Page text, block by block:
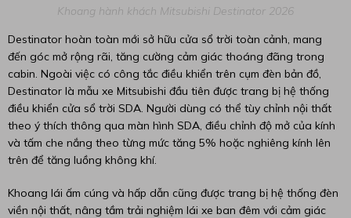
Khoang hành khách Mitsubishi Destinator 2026
Destinator hoàn toàn mới sở hữu cửa sổ trời toàn cảnh, mang
đến góc mở rộng rãi, tăng cường cảm giác thoáng đãng trong
cabin. Ngoài việc có công tắc điều khiển trên cụm đèn bản đồ,
Destinator là mẫu xe Mitsubishi đầu tiên được trang bị hệ thống
điều khiển cửa sổ trời SDA. Người dùng có thể tùy chỉnh nội thất
theo ý thích thông qua màn hình SDA, điều chỉnh độ mở của kính
và tấm che nắng theo từng mức tăng 5% hoặc nghiêng kính lên
trên để tăng luồng không khí.
Khoang lái ấm cúng và hấp dẫn cũng được trang bị hệ thống đèn
viền nội thất, nâng tầm trải nghiệm lái xe ban đêm với cảm giác